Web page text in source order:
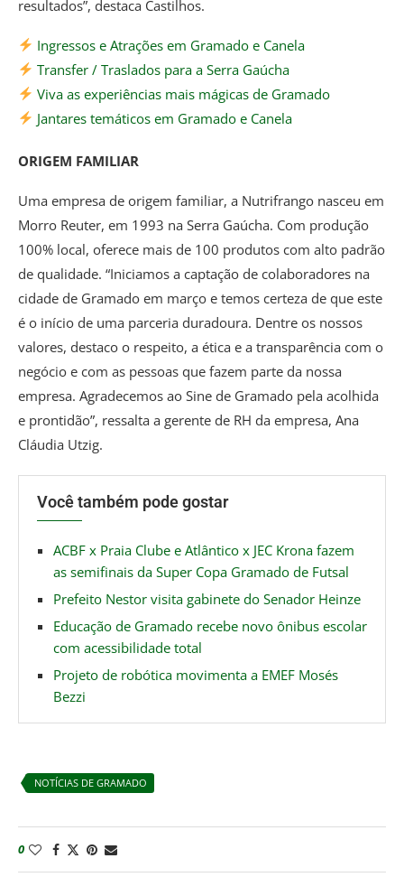
resultados”, destaca Castilhos.
Ingressos e Atrações em Gramado e Canela
Transfer / Traslados para a Serra Gaúcha
Viva as experiências mais mágicas de Gramado
Jantares temáticos em Gramado e Canela
ORIGEM FAMILIAR
Uma empresa de origem familiar, a Nutrifrango nasceu em
Morro Reuter, em 1993 na Serra Gaúcha. Com produção
100% local, oferece mais de 100 produtos com alto padrão
de qualidade. “Iniciamos a captação de colaboradores na
cidade de Gramado em março e temos certeza de que este
é o início de uma parceria duradoura. Dentre os nossos
valores, destaco o respeito, a ética e a transparência com o
negócio e com as pessoas que fazem parte da nossa
empresa. Agradecemos ao Sine de Gramado pela acolhida
e prontidão”, ressalta a gerente de RH da empresa, Ana
Cláudia Utzig.
Você também pode gostar
ACBF x Praia Clube e Atlântico x JEC Krona fazem
as semifinais da Super Copa Gramado de Futsal
Prefeito Nestor visita gabinete do Senador Heinze
Educação de Gramado recebe novo ônibus escolar
com acessibilidade total
Projeto de robótica movimenta a EMEF Mosés
Bezzi
NOTÍCIAS DE GRAMADO
0